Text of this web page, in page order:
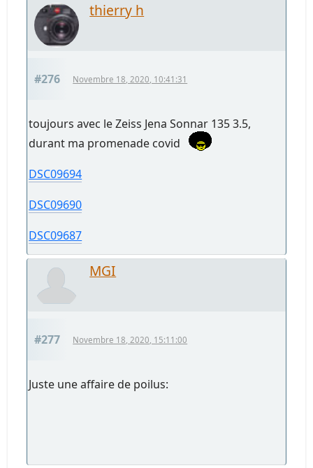
thierry h
#276 Novembre 18, 2020, 10:41:31
toujours avec le Zeiss Jena Sonnar 135 3.5,
durant ma promenade covid
DSC09694
DSC09690
DSC09687
MGI
#277 Novembre 18, 2020, 15:11:00
Juste une affaire de poilus: